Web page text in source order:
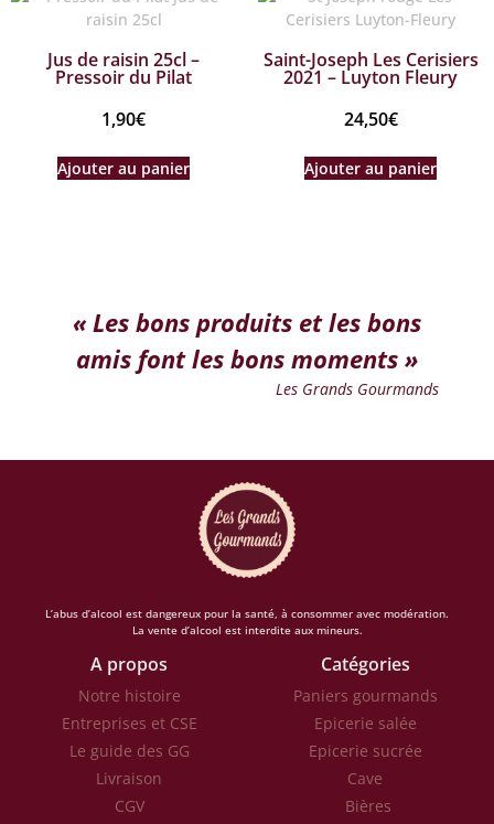
Jus de raisin 25cl –
Pressoir du Pilat
1,90€
Ajouter au panier
Saint-Joseph Les Cerisiers
2021 – Luyton Fleury
24,50€
Ajouter au panier
« Les bons produits et les bons
amis font les bons moments »
Les Grands Gourmands
L’abus d’alcool est dangereux pour la santé, à consommer avec modération.
La vente d’alcool est interdite aux mineurs.
A propos
Notre histoire
Entreprises et CSE
Le guide des GG
Livraison
CGV
Catégories
Paniers gourmands
Epicerie salée
Epicerie sucrée
Cave
Bières